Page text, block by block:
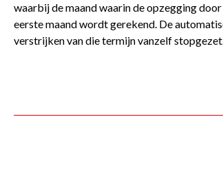
waarbij de maand waarin de opzegging
eerste maand wordt gerekend. De
verstrijken van die termijn vanzelf